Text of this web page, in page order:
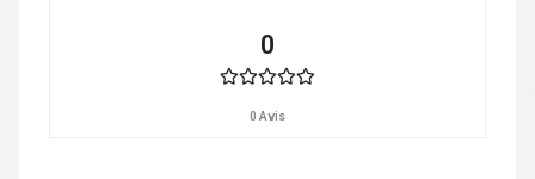
0
0 Avis